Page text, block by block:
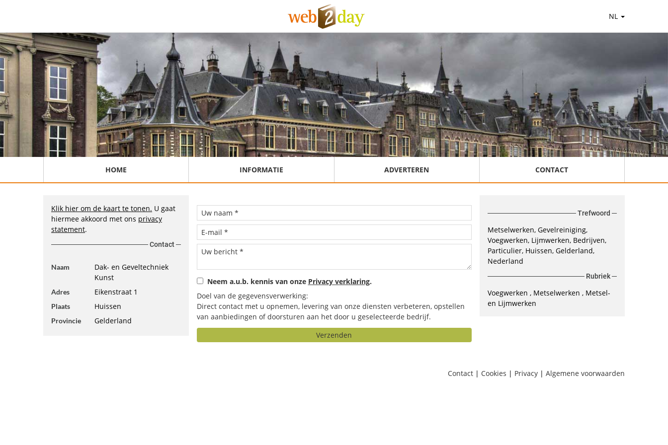
NL
HOME INFORMATIE ADVERTEREN CONTACT
Klik hier om de kaart te tonen. U gaat
hiermee akkoord met ons privacy
statement.
Contact
Naam
Dak- en Geveltechniek
Kunst
Adres Eikenstraat 1
Plaats Huissen
Provincie Gelderland
Neem a.u.b. kennis van onze Privacy verklaring.
Doel van de gegevensverwerking:
Direct contact met u opnemen, levering van onze diensten verbeteren, opstellen
van aanbiedingen of doorsturen aan het door u geselecteerde bedrijf.
Verzenden
Trefwoord
Metselwerken, Gevelreiniging,
Voegwerken, Lijmwerken, Bedrijven,
Particulier, Huissen, Gelderland,
Nederland
Rubriek
Voegwerken Metselwerken
Metsel-
en Lijmwerken
Contact | Cookies | Privacy | Algemene voorwaarden